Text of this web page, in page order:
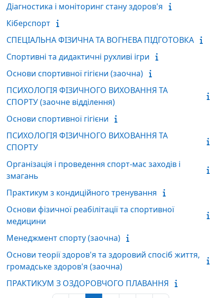
Діагностика і моніторинг стану здоров'я
Кіберспорт
СПЕЦІАЛЬНА ФІЗИЧНА ТА ВОГНЕВА ПІДГОТОВКА
Спортивні та дидактичні рухливі ігри
Основи спортивної гігієни (заочна)
ПСИХОЛОГІЯ ФІЗИЧНОГО ВИХОВАННЯ ТА
СПОРТУ (заочне відділення)
Основи спортивної гігієни
ПСИХОЛОГІЯ ФІЗИЧНОГО ВИХОВАННЯ ТА
СПОРТУ
Організація і проведення спорт-мас заходів і
змагань
Практикум з кондиційного тренування
Основи фізичної реабілітації та спортивної
медицини
Менеджмент спорту (заочна)
Основи теорії здоров'я та здоровий спосіб життя,
громадське здоров'я (заочна)
ПРАКТИКУМ З ОЗДОРОВЧОГО ПЛАВАННЯ